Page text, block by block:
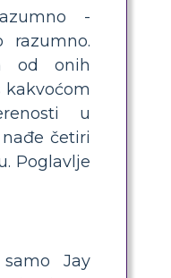
-
razumno.
od onih
u
četiri
Poglavlje
Jay